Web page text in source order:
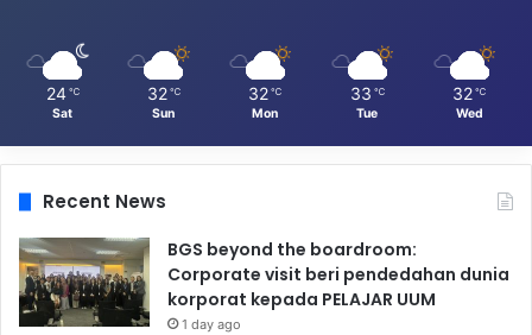
24 ℃
Sat
32 ℃
Sun
32 ℃
Mon
33 ℃
Tue
32 ℃
Wed
Recent News
BGS beyond the boardroom:
Corporate visit beri pendedahan dunia
korporat kepada PELAJAR UUM
1 day ago